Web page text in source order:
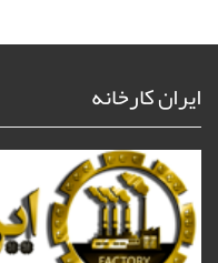
ایران کارخانه